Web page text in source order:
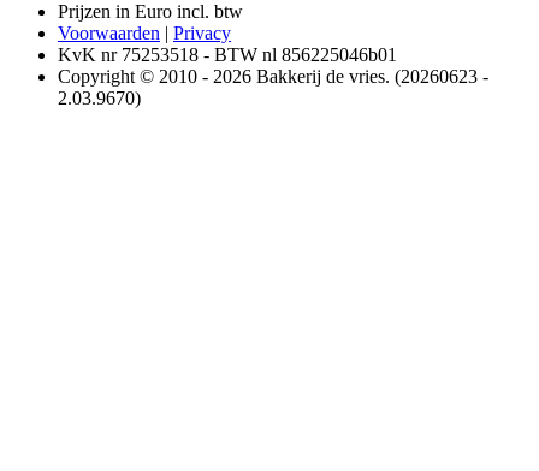
Prijzen in Euro incl. btw
Voorwaarden | Privacy
KvK nr 75253518 - BTW nl 856225046b01
Copyright © 2010 - 2026 Bakkerij de vries. (20260623 -
2.03.9670)